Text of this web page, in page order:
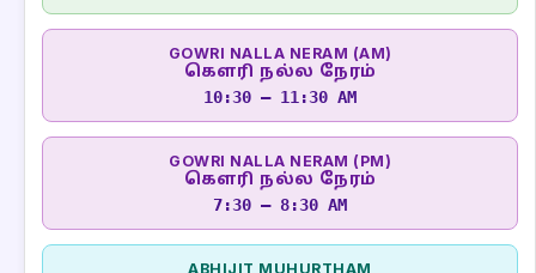
GOWRI NALLA NERAM (AM)
கௌரி நல்ல நேரம்
10:30 – 11:30 AM
GOWRI NALLA NERAM (PM)
கௌரி நல்ல நேரம்
7:30 – 8:30 AM
ABHIJIT MUHURTHAM